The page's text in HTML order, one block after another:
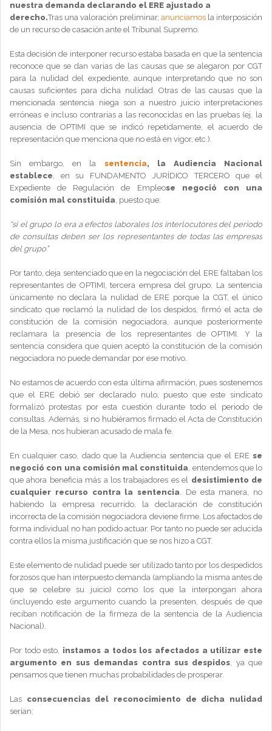
nuestra demanda declarando el ERE ajustado a
derecho.Tras una valoración preliminar, anunciamos la interposición
de un recurso de casación ante el Tribunal Supremo.
Esta decisión de interponer recurso estaba basada en que la sentencia
reconoce que se dan varias de las causas que se alegaron por CGT
para la nulidad del expediente, aunque interpretando que no son
causas suficientes para dicha nulidad. Otras de las causas que la
mencionada sentencia niega son a nuestro juicio interpretaciones
erróneas e incluso contrarias a las reconocidas en las pruebas (ej. la
ausencia de OPTIMI que se indicó repetidamente, el acuerdo de
representación que menciona que no está en vigor, etc.).
Sin embargo, en la sentencia, la Audiencia Nacional
establece, en su FUNDAMENTO JURÍDICO TERCERO que el
Expediente de Regulación de Empleose negoció con una
comisión mal constituida, puesto que:
“si el grupo lo era a efectos laborales los interlocutores del periodo
de consultas deben ser los representantes de todas las empresas
del grupo”
Por tanto, deja sentenciado que en la negociación del ERE faltaban los
representantes de OPTIMI, tercera empresa del grupo. La sentencia
únicamente no declara la nulidad de ERE porque la CGT, el único
sindicato que reclamó la nulidad de los despidos, firmó el acta de
constitución de la comisión negociadora, aunque posteriormente
reclamara la presencia de los representantes de OPTIMI. Y la
sentencia considera que quien aceptó la constitución de la comisión
negociadora no puede demandar por ese motivo.
No estamos de acuerdo con esta última afirmación, pues sostenemos
que el ERE debió ser declarado nulo, puesto que este sindicato
formalizó protestas por esta cuestión durante todo el periodo de
consultas. Además, si no hubiéramos firmado el Acta de Constitución
de la Mesa, nos hubieran acusado de mala fe.
En cualquier caso, dado que la Audiencia sentencia que el ERE se
negoció con una comisión mal constituida, entendemos que lo
que ahora beneficia más a los trabajadores es el desistimiento de
cualquier recurso contra la sentencia. De esta manera, no
habiendo la empresa recurrido, la declaración de constitución
incorrecta de la comisión negociadora deviene firme. Los afectados de
forma individual no han podido actuar. Por tanto no puede ser aducida
contra ellos la misma justificación que se nos hizo a CGT.
Este elemento de nulidad puede ser utilizado tanto por los despedidos
forzosos que han interpuesto demanda (ampliando la misma antes de
que se celebre su juicio) como los que la interpongan ahora
(incluyendo este argumento cuando la presenten, después de que
reciban notificación de la firmeza de la sentencia de la Audiencia
Nacional).
Por todo esto, instamos a todos los afectados a utilizar este
argumento en sus demandas contra sus despidos, ya que
pensamos que tienen muchas probabilidades de prosperar.
Las consecuencias del reconocimiento de dicha nulidad
serían: